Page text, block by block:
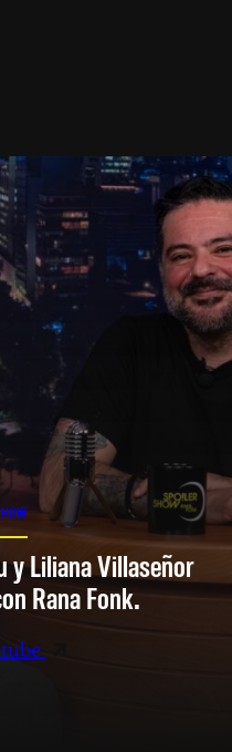
y Liliana Villaseñor
Rana Fonk.